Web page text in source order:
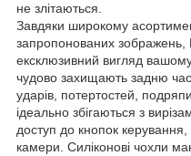
не злітаються.
Завдяки широкому
запропонованих
ексклюзивний вигляд
чудово захищають задню
ударів, потертостей,
ідеально збігаються з
доступ до кнопок
камери. Силіконові чохли